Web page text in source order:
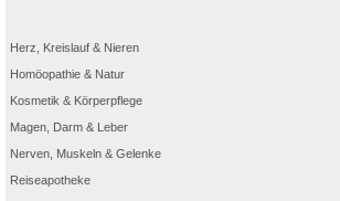
Herz, Kreislauf & Nieren
Homöopathie & Natur
Kosmetik & Körperpflege
Magen, Darm & Leber
Nerven, Muskeln & Gelenke
Reiseapotheke